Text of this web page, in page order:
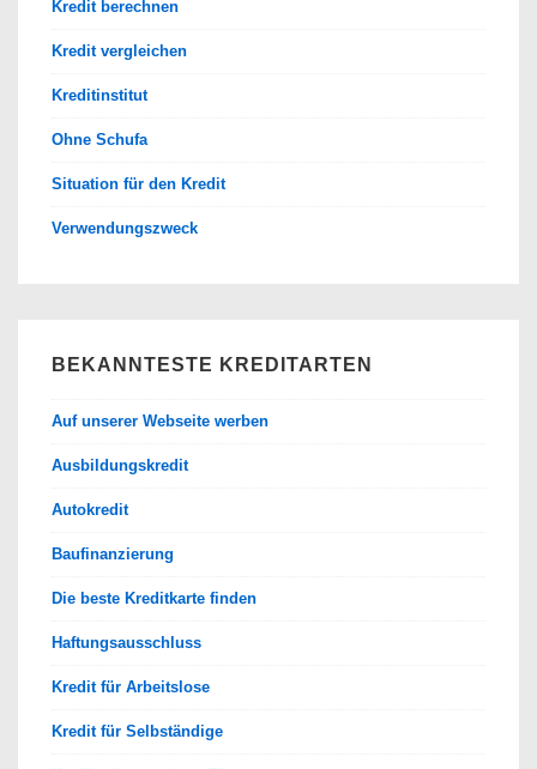
Kredit berechnen
Kredit vergleichen
Kreditinstitut
Ohne Schufa
Situation für den Kredit
Verwendungszweck
BEKANNTESTE KREDITARTEN
Auf unserer Webseite werben
Ausbildungskredit
Autokredit
Baufinanzierung
Die beste Kreditkarte finden
Haftungsausschluss
Kredit für Arbeitslose
Kredit für Selbständige